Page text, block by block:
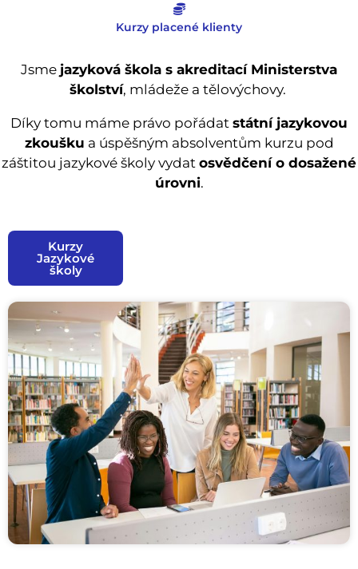
Kurzy placené klienty
Jsme jazyková škola s akreditací Ministerstva
školství, mládeže a tělovýchovy.
Díky tomu máme právo pořádat státní jazykovou
zkoušku a úspěšným absolventům kurzu pod
záštitou jazykové školy vydat osvědčení o dosažené
úrovni.
Kurzy
Jazykové
školy